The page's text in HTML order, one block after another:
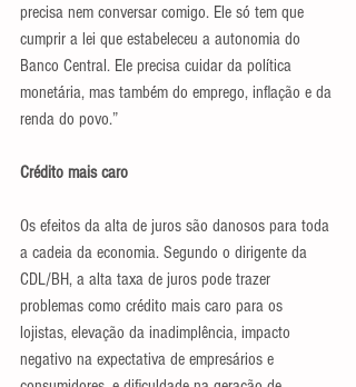
precisa nem conversar comigo. Ele só tem que
cumprir a lei que estabeleceu a autonomia do
Banco Central. Ele precisa cuidar da política
monetária, mas também do emprego, inflação e da
renda do povo.”
Crédito mais caro
Os efeitos da alta de juros são danosos para toda
a cadeia da economia. Segundo o dirigente da
CDL/BH, a alta taxa de juros pode trazer
problemas como crédito mais caro para os
lojistas, elevação da inadimplência, impacto
negativo na expectativa de empresários e